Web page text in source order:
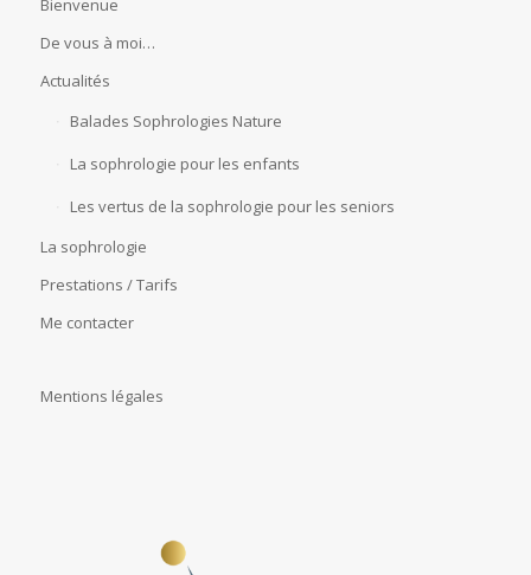
Bienvenue
De vous à moi…
Actualités
Balades Sophrologies Nature
La sophrologie pour les enfants
Les vertus de la sophrologie pour les seniors
La sophrologie
Prestations / Tarifs
Me contacter
Mentions légales